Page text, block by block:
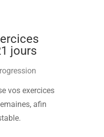
jours
vos exercices
afin